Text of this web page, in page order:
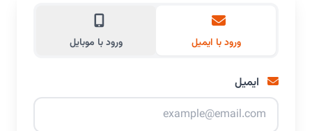
ورود با ایمیل ورود با موبایل
ایمیل